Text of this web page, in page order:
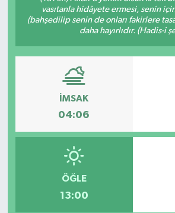
vasıtanla hidâyete ermesi, senin
(bahşedilip senin de onları fakirlere
daha hayırlıdır. (Hadis-i
İMSAK
04:06
ÖĞLE
13:00